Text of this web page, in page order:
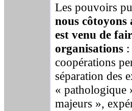
Les pouvoirs
nous côtoyons
est venu de
organisations :
coopérations
séparation des
« pathologique
majeurs »,